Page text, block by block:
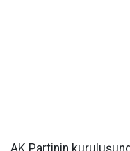
AK Partinin